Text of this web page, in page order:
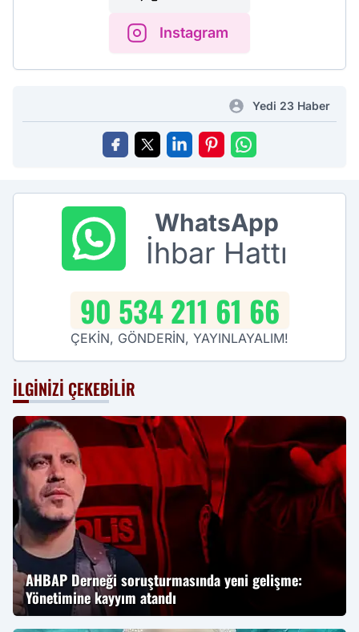
Instagram
Yedi 23 Haber
WhatsApp
İhbar Hattı
90 534 211 61 66
ÇEKİN, GÖNDERİN, YAYINLAYALIM!
İLGINIZI ÇEKEBILIR
AHBAP Derneği soruşturmasında yeni gelişme:
Yönetimine kayyım atandı